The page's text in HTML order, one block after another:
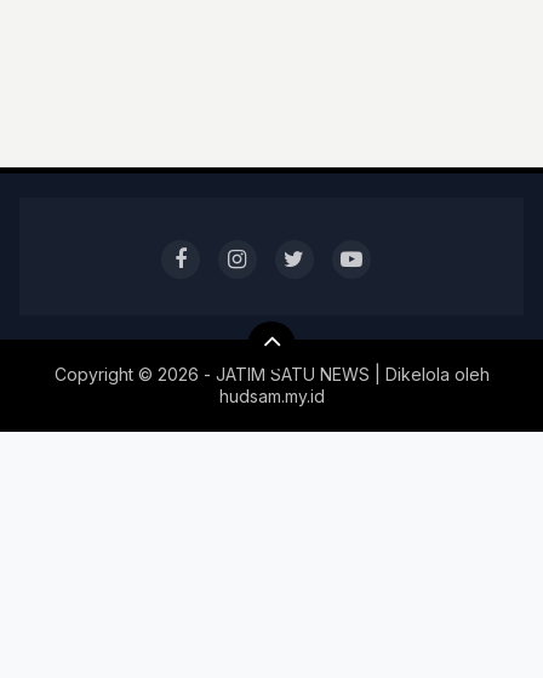
Copyright © 2026 - JATIM SATU NEWS | Dikelola oleh
hudsam.my.id